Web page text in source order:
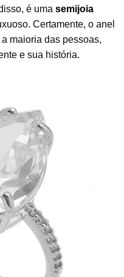
é uma semijoia
Certamente, o anel
maioria das pessoas,
e sua história.